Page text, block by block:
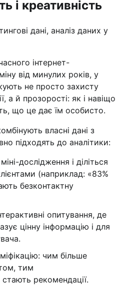
і креативність
дані, аналіз даних у
інтернет-
від минулих років, у
не просто захисту
а й прозорості: як і навіщо
що це дає їм особисто.
власні дані з
підходять до аналітики:
дослідження і діліться
(наприклад: «83%
безконтактну
опитування, де
цінну інформацію і для
чим більше
тим
рекомендації.